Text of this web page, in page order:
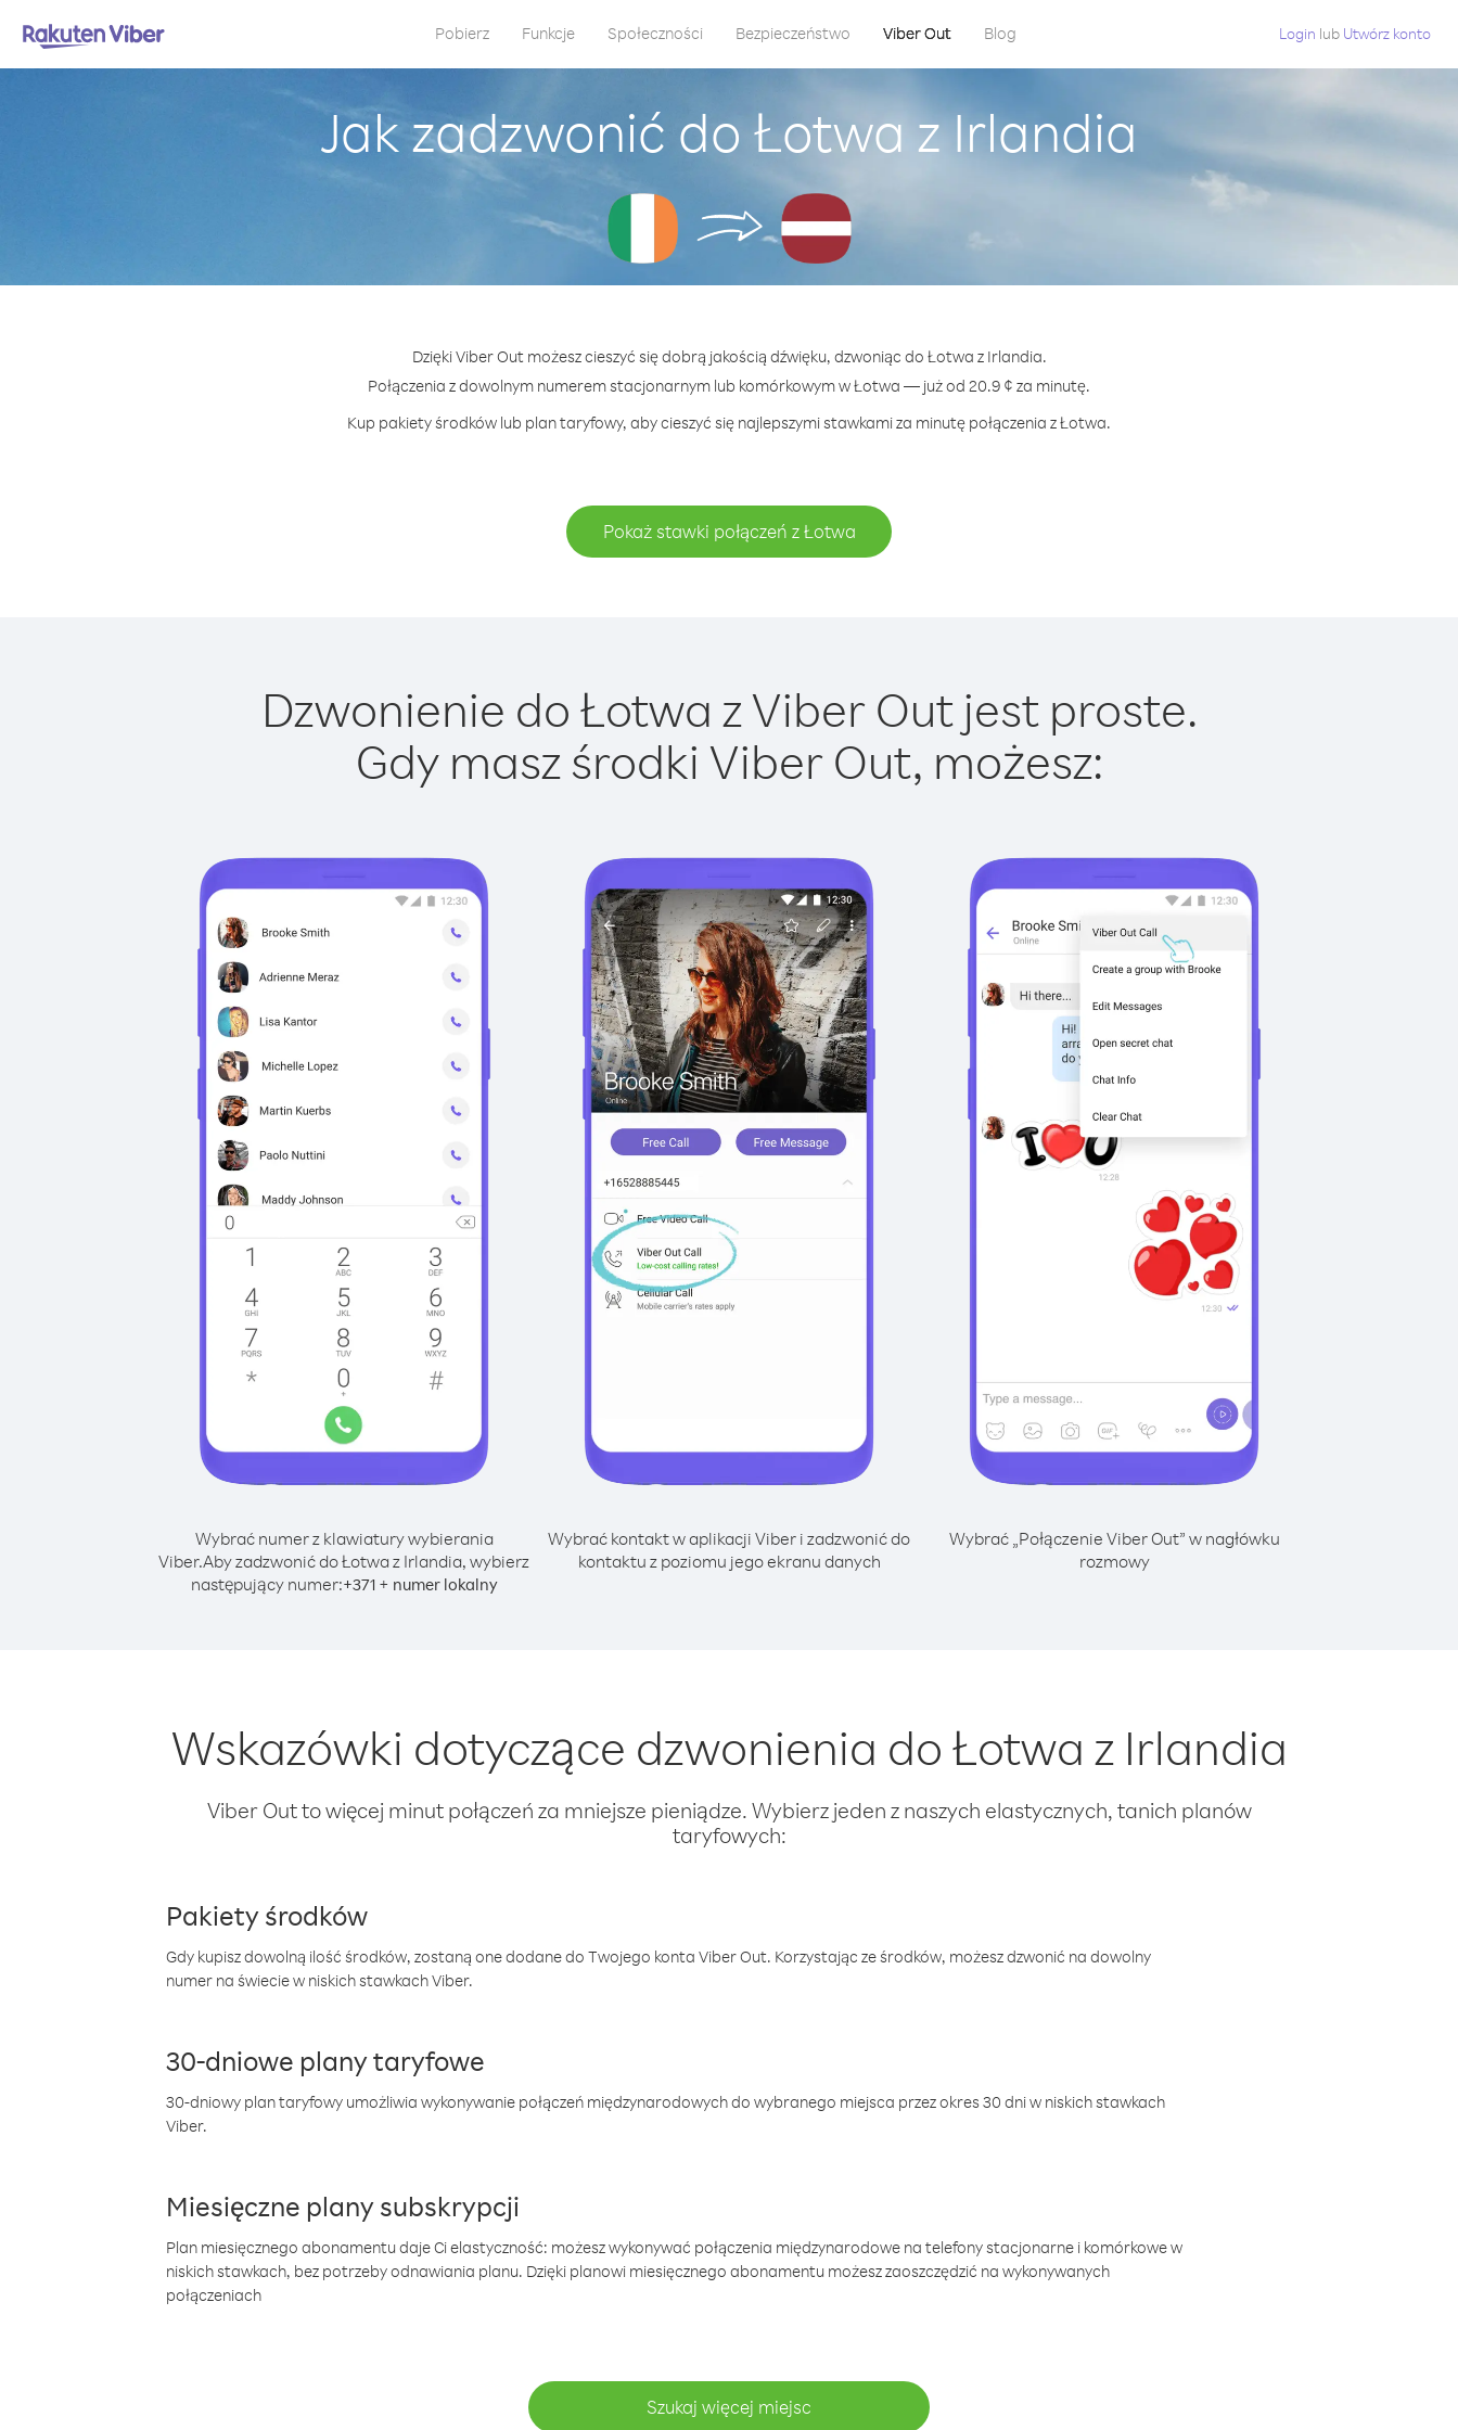
Pobierz Funkcje Społeczności Bezpieczeństwo Viber Out Blog Login lub Utwórz konto
Jak zadzwonić do Łotwa z Irlandia
Dzięki Viber Out możesz cieszyć się dobrą jakością dźwięku, dzwoniąc do Łotwa z Irlandia.
Połączenia z dowolnym numerem stacjonarnym lub komórkowym w Łotwa — już od 20.9 ¢ za minutę.
Kup pakiety środków lub plan taryfowy, aby cieszyć się najlepszymi stawkami za minutę połączenia z Łotwa.
Pokaż stawki połączeń z Łotwa
Dzwonienie do Łotwa z Viber Out jest proste.
Gdy masz środki Viber Out, możesz:
Wybrać numer z klawiatury wybierania
Viber.Aby zadzwonić do Łotwa z Irlandia, wybierz
następujący numer:+371+ numer lokalny
Wybrać kontakt w aplikacji Viber i zadzwonić do
kontaktu z poziomu jego ekranu danych
Wybrać „Połączenie Viber Out” w nagłówku
rozmowy
Wskazówki dotyczące dzwonienia do Łotwa z Irlandia
Viber Out to więcej minut połączeń za mniejsze pieniądze. Wybierz jeden z naszych elastycznych, tanich planów
taryfowych:
Pakiety środków
Gdy kupisz dowolną ilość środków, zostaną one dodane do Twojego konta Viber Out. Korzystając ze środków, możesz dzwonić na dowolny
numer na świecie w niskich stawkach Viber.
30-dniowe plany taryfowe
30-dniowy plan taryfowy umożliwia wykonywanie połączeń międzynarodowych do wybranego miejsca przez okres 30 dni w niskich stawkach
Viber.
Miesięczne plany subskrypcji
Plan miesięcznego abonamentu daje Ci elastyczność: możesz wykonywać połączenia międzynarodowe na telefony stacjonarne i komórkowe w
niskich stawkach, bez potrzeby odnawiania planu. Dzięki planowi miesięcznego abonamentu możesz zaoszczędzić na wykonywanych
połączeniach
Szukaj więcej miejsc